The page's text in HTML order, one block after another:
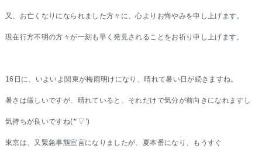
又、お亡くなりになられました方々に、心よりお悔やみを申し上げます。
現在行方不明の方々が一刻も早く発見されることをお祈り申し上げます。
16日に、いよいよ関東が梅雨明けになり、晴れて暑い日が続きますね。
暑さは厳しいですが、晴れていると、それだけで気分が前向きになれますし
気持ちが良いですね(*’▽’)
東京は、又緊急事態宣言になりましたが、夏本番になり、もうすぐ